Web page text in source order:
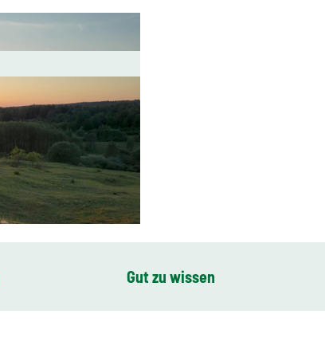
Gut zu wissen